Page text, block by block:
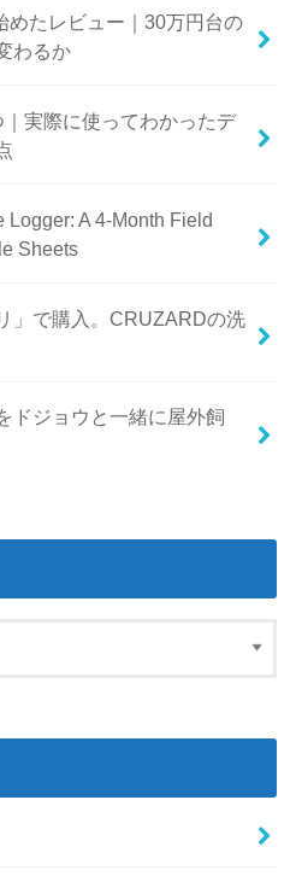
めたレビュー｜30万円台の
わるか
実際に使ってわかったデ
Logger: A 4-Month Field
Sheets
」で購入。CRUZARDの洗
ドジョウと一緒に屋外飼